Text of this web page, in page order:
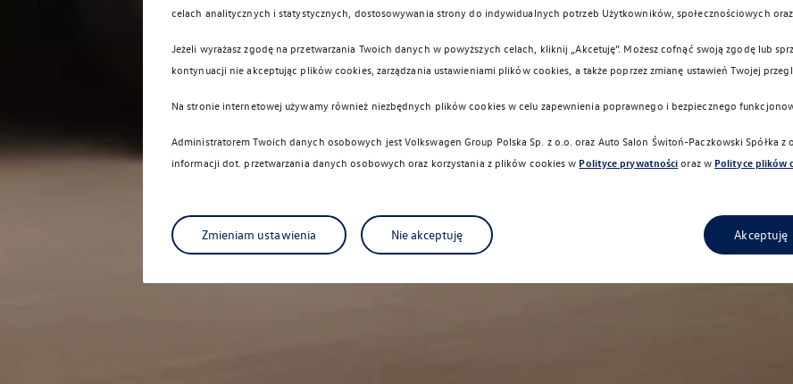
celach analitycznych i statystycznych, dostosowywania strony do indywidualnych potrzeb Użytkowników, społecznościowych
Jeżeli wyrażasz zgodę na przetwarzania Twoich danych w powyższych celach, kliknij „Akcetuję”. Możesz cofnąć swoją zgodę lub
kontynuacji nie akceptując plików cookies, zarządzania ustawieniami plików cookies, a także poprzez zmianę ustawień Twojej
Na stronie internetowej używamy również niezbędnych plików cookies w celu zapewnienia poprawnego i bezpiecznego
Administratorem Twoich danych osobowych jest Volkswagen Group Polska Sp. z o.o. oraz Auto Salon Świtoń-Paczkowski Spółka
informacji dot. przetwarzania danych osobowych oraz korzystania z plików cookies w Polityce prywatności oraz w Polityce plików
Zmieniam ustawienia Nie akceptuję Akceptuję